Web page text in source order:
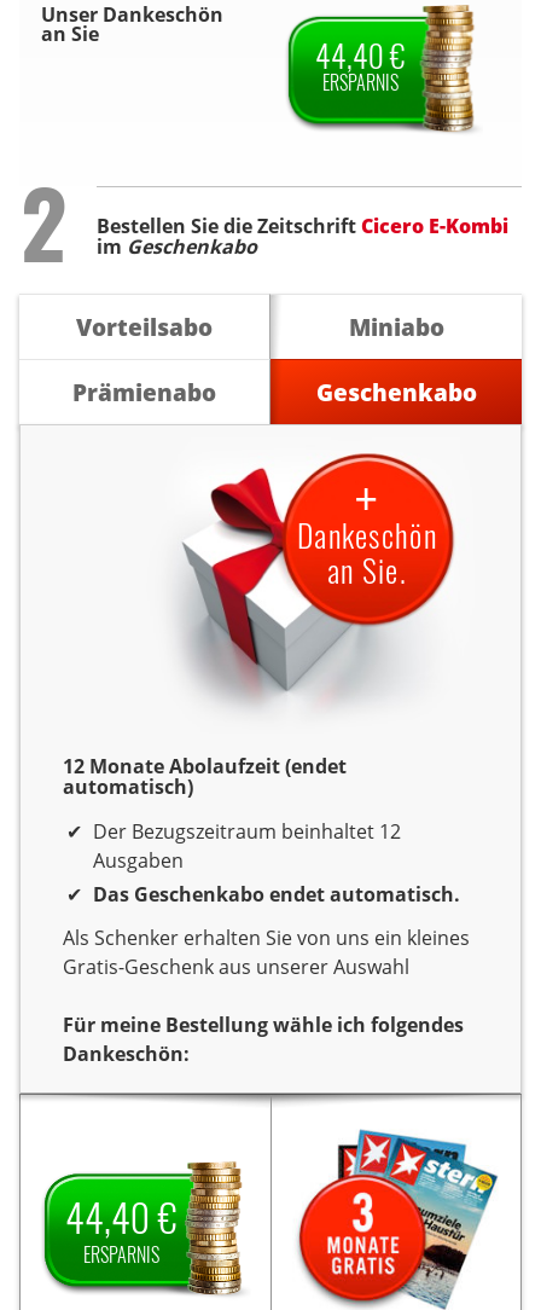
Unser Dankeschön
an Sie 44,40 €
ERSPARNIS
Step
2 Bestellen Sie die ZeitschriftCicero E-Kombi
im Geschenkabo
Vorteilsabo
Miniabo
Prämienabo
Geschenkabo
12 Monate Abolaufzeit (endet
automatisch)
Der Bezugszeitraum beinhaltet 12
Ausgaben
Das Geschenkabo endet automatisch.
Als Schenker erhalten Sie von uns ein kleines
Gratis-Geschenk aus unserer Auswahl
+
Dankeschön
an Sie.
Für meine Bestellung wähle ich folgendes
Dankeschön:
Dankeschön
44,40 €
ERSPARNIS
Zeitschrift
Cicero E-
Kombi.
Als Dankeschön
erhalten Sie von uns
44,40 € Ersparnis
auf den
Jahrespreis und zahlen
Sie verschenken ein Jahr
Lesespaß mit dem Titel
Cicero E-Kombi.
Als
Dankeschön erhalten Sie
von uns
3 Monate gratis
die Zeitschrift „Stern”.
Die Lieferung endet nach